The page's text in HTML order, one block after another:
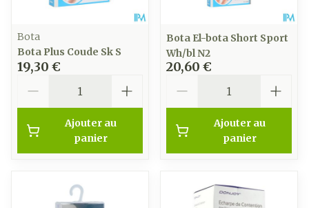
Bota
Bota Plus Coude Sk S
19,30 €
Ajouter au
panier
Bota El-bota Short Sport
Wh/bl N2
20,60 €
Ajouter au
panier